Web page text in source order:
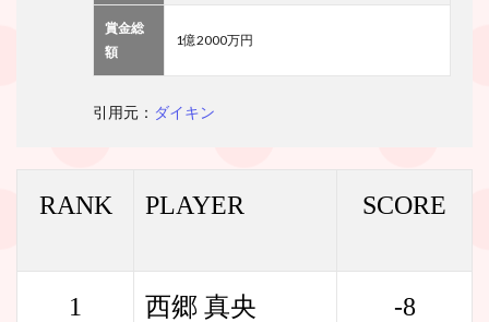
賞金総
額
1億2000万円
引用元： ダイキン
RANK PLAYER SCORE
1 西郷 真央 -8